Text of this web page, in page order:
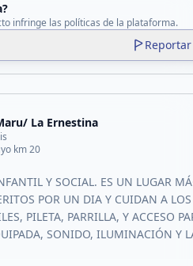
infringe las políticas de la plataforma.
La Ernestina
km 20
Y SOCIAL. ES UN LUGAR
POR UN DIA Y CUIDAN A
PILETA, PARRILLA, Y ACCESO
SONIDO, ILUMINACIÓN Y